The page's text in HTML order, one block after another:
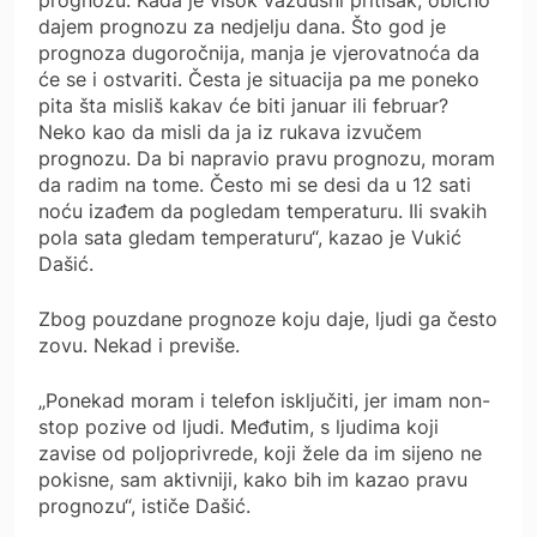
dajem prognozu za nedjelju dana. Što god je
prognoza dugoročnija, manja je vjerovatnoća da
će se i ostvariti. Česta je situacija pa me poneko
pita šta misliš kakav će biti januar ili februar?
Neko kao da misli da ja iz rukava izvučem
prognozu. Da bi napravio pravu prognozu, moram
da radim na tome. Često mi se desi da u 12 sati
noću izađem da pogledam temperaturu. Ili svakih
pola sata gledam temperaturu“, kazao je Vukić
Dašić.
Zbog pouzdane prognoze koju daje, ljudi ga često
zovu. Nekad i previše.
„Ponekad moram i telefon isključiti, jer imam non-
stop pozive od ljudi. Međutim, s ljudima koji
zavise od poljoprivrede, koji žele da im sijeno ne
pokisne, sam aktivniji, kako bih im kazao pravu
prognozu“, ističe Dašić.